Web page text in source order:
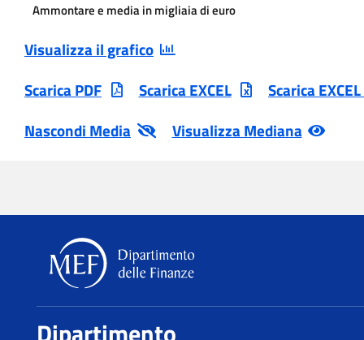
Ammontare e media in migliaia di euro